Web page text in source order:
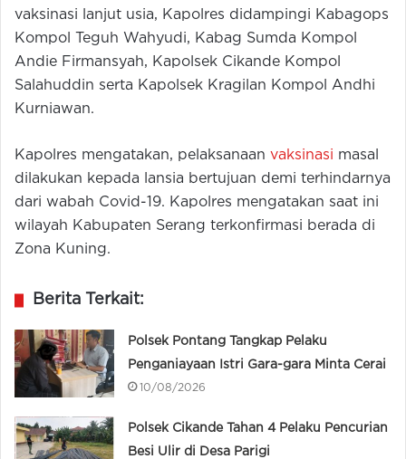
vaksinasi lanjut usia, Kapolres didampingi Kabagops
Kompol Teguh Wahyudi, Kabag Sumda Kompol
Andie Firmansyah, Kapolsek Cikande Kompol
Salahuddin serta Kapolsek Kragilan Kompol Andhi
Kurniawan.
Kapolres mengatakan, pelaksanaan vaksinasi masal
dilakukan kepada lansia bertujuan demi terhindarnya
dari wabah Covid-19. Kapolres mengatakan saat ini
wilayah Kabupaten Serang terkonfirmasi berada di
Zona Kuning.
Berita Terkait:
Polsek Pontang Tangkap Pelaku
Penganiayaan Istri Gara-gara Minta Cerai
10/08/2026
Polsek Cikande Tahan 4 Pelaku Pencurian
Besi Ulir di Desa Parigi